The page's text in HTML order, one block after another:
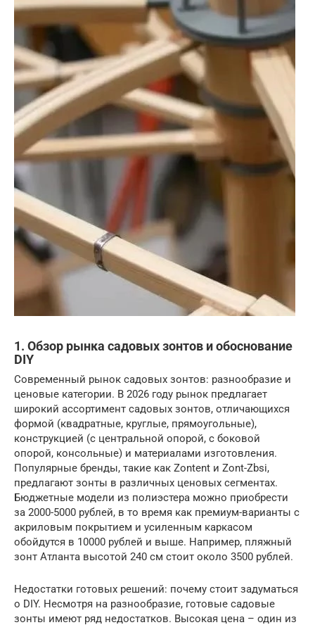
1. Обзор рынка садовых зонтов и обоснование
DIY
Современный рынок садовых зонтов: разнообразие и
ценовые категории. В 2026 году рынок предлагает
широкий ассортимент садовых зонтов, отличающихся
формой (квадратные, круглые, прямоугольные),
конструкцией (с центральной опорой, с боковой
опорой, консольные) и материалами изготовления.
Популярные бренды, такие как Zontent и Zont-Zbsi,
предлагают зонты в различных ценовых сегментах.
Бюджетные модели из полиэстера можно приобрести
за 2000-5000 рублей, в то время как премиум-варианты с
акриловым покрытием и усиленным каркасом
обойдутся в 10000 рублей и выше. Например, пляжный
зонт Атланта высотой 240 см стоит около 3500 рублей.
Недостатки готовых решений: почему стоит задуматься
о DIY. Несмотря на разнообразие, готовые садовые
зонты имеют ряд недостатков. Высокая цена – один из